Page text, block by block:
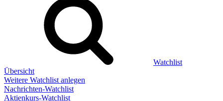
Watchlist
Übersicht
Weitere Watchlist anlegen
Nachrichten-Watchlist
Aktienkurs-Watchlist